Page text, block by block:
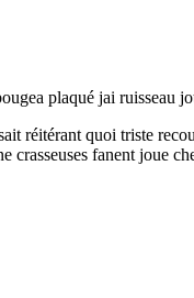
plaqué jai ruisseau
réitérant quoi triste
fanent joue